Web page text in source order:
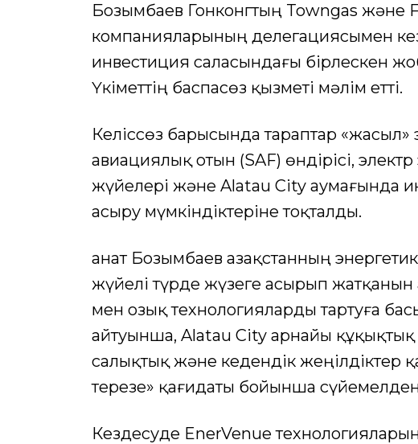
Бозымбаев Гонконгтың Towngas және
компанияларының делегациясымен
инвестиция саласындағы бірлескен
Үкіметтің баспасөз қызметі мәлім етті.
Келіссөз барысында тараптар
авиациялық отын (SAF) өндірісі,
жүйелері және Alatau City аумағында
асыру мүмкіндіктеріне тоқталды.
Қанат Бозымбаев Қазақстанның
жүйелі түрде жүзеге асырып
мен озық технологияларды тартуға
айтуынша, Alatau City арнайы құқықтық
салықтық және кедендік жеңілдіктер
терезе» қағидаты бойынша
Кездесуде EnerVenue